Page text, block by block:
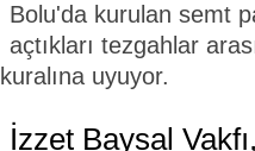
Bolu'da kurulan semt
açtıkları tezgahlar
uyuyor.
İzzet Baysal